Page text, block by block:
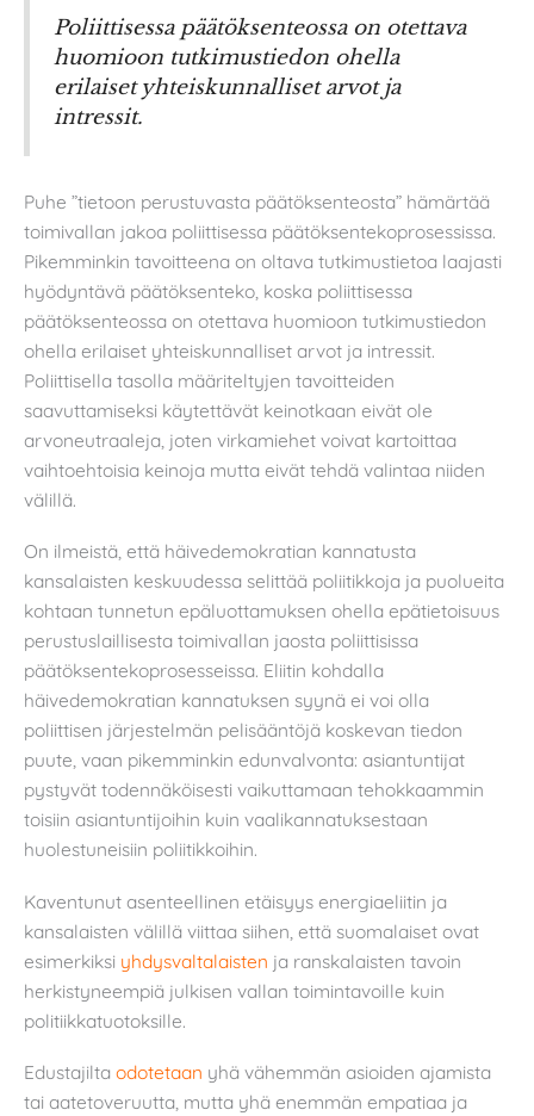
Poliittisessa päätöksenteossa on otettava
huomioon tutkimustiedon ohella
erilaiset yhteiskunnalliset arvot ja
intressit.
Puhe ”tietoon perustuvasta päätöksenteosta” hämärtää
toimivallan jakoa poliittisessa päätöksentekoprosessissa.
Pikemminkin tavoitteena on oltava tutkimustietoa laajasti
hyödyntävä päätöksenteko, koska poliittisessa
päätöksenteossa on otettava huomioon tutkimustiedon
ohella erilaiset yhteiskunnalliset arvot ja intressit.
Poliittisella tasolla määriteltyjen tavoitteiden
saavuttamiseksi käytettävät keinotkaan eivät ole
arvoneutraaleja, joten virkamiehet voivat kartoittaa
vaihtoehtoisia keinoja mutta eivät tehdä valintaa niiden
välillä.
On ilmeistä, että häivedemokratian kannatusta
kansalaisten keskuudessa selittää poliitikkoja ja puolueita
kohtaan tunnetun epäluottamuksen ohella epätietoisuus
perustuslaillisesta toimivallan jaosta poliittisissa
päätöksentekoprosesseissa. Eliitin kohdalla
häivedemokratian kannatuksen syynä ei voi olla
poliittisen järjestelmän pelisääntöjä koskevan tiedon
puute, vaan pikemminkin edunvalvonta: asiantuntijat
pystyvät todennäköisesti vaikuttamaan tehokkaammin
toisiin asiantuntijoihin kuin vaalikannatuksestaan
huolestuneisiin poliitikkoihin.
Kaventunut asenteellinen etäisyys energiaeliitin ja
kansalaisten välillä viittaa siihen, että suomalaiset ovat
esimerkiksi yhdysvaltalaisten ja ranskalaisten tavoin
herkistyneempiä julkisen vallan toimintavoille kuin
politiikkatuotoksille.
Edustajilta odotetaan yhä vähemmän asioiden ajamista
tai aatetoveruutta, mutta yhä enemmän empatiaa ja